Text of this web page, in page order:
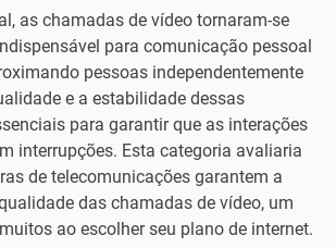
as chamadas de vídeo tornaram-se
para comunicação pessoal
pessoas independentemente
e a estabilidade dessas
para garantir que as interações
interrupções. Esta categoria avaliaria
de telecomunicações garantem a
das chamadas de vídeo, um
ao escolher seu plano de internet.